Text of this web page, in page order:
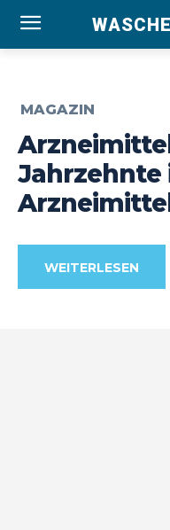
MAGAZIN
Jahrzehnte
WEITERLESEN